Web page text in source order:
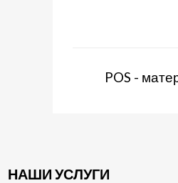
POS -
НАШИ УСЛУГИ